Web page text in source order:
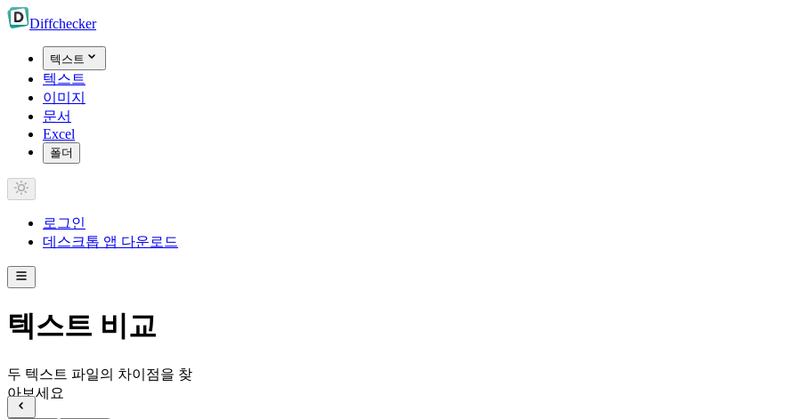
Diffchecker
텍스트
텍스트
이미지
문서
Excel
폴더
로그인
데스크톱 앱 다운로드
텍스트 비교
두 텍스트 파일의 차이점을 찾
아보세요